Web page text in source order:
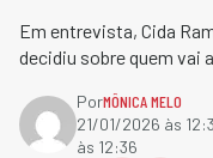
Em entrevista, Cida
decidiu sobre quem vai
PorMÔNICA MELO
21/01/2026 às
às 12:36